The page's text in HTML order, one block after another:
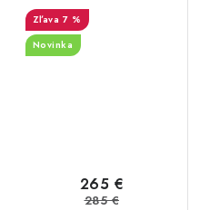
7 %
Novinka
265 €
285 €